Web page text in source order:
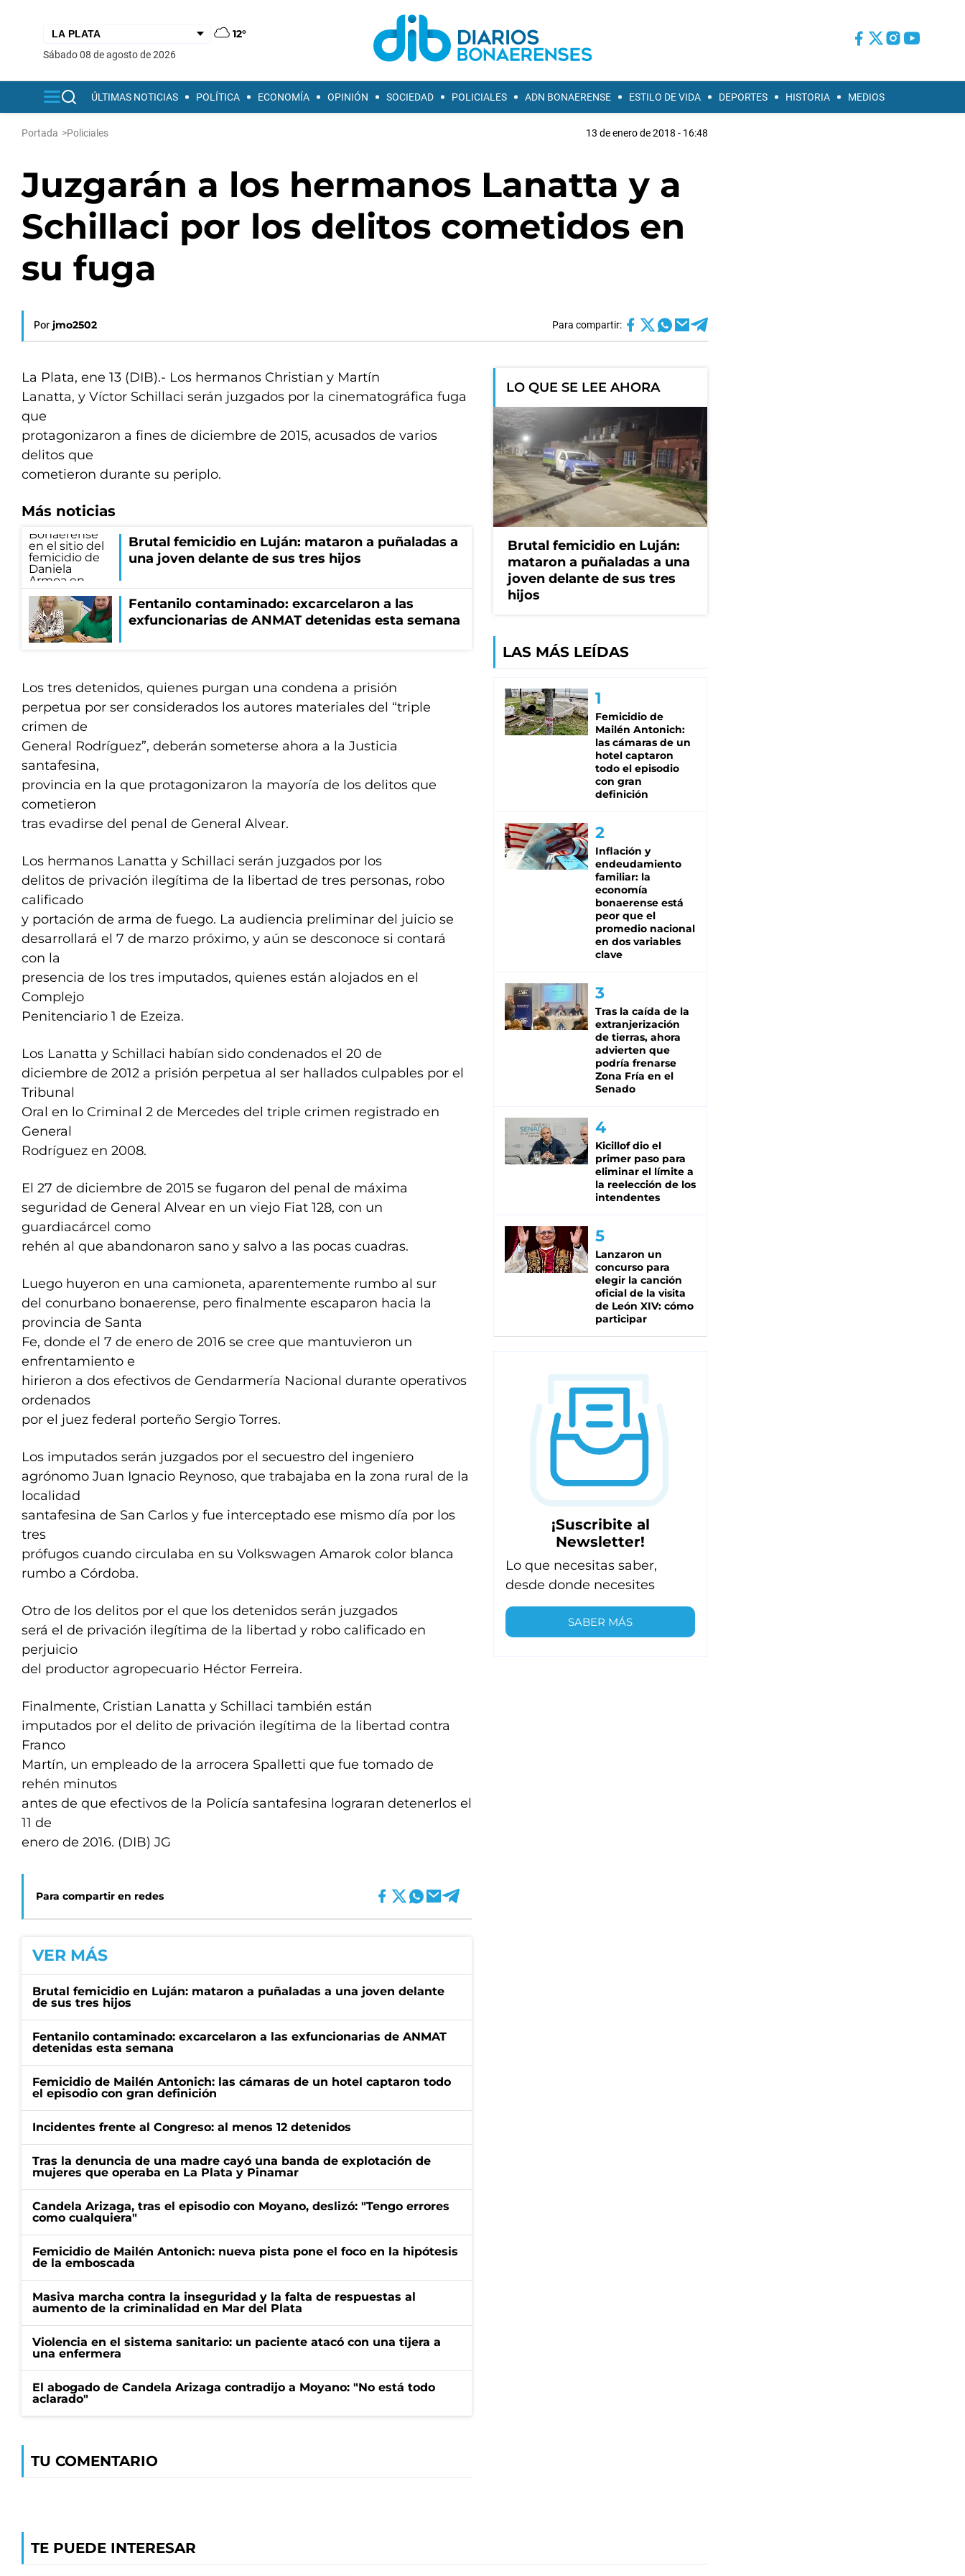
12°
sábado 08 de agosto de 2026
ÚLTIMAS NOTICIAS POLÍTICA ECONOMÍA OPINIÓN SOCIEDAD POLICIALES ADN BONAERENSE ESTILO DE VIDA DEPORTES HISTORIA MEDIOS
Portada >Policiales 13 de enero de 2018 - 16:48
Juzgarán a los hermanos Lanatta y a
Schillaci por los delitos cometidos en
su fuga
Por jmo2502 Para compartir:
La Plata, ene 13 (DIB).- Los hermanos Christian y Martín
Lanatta, y Víctor Schillaci serán juzgados por la cinematográfica fuga
que
protagonizaron a fines de diciembre de 2015, acusados de varios
delitos que
cometieron durante su periplo.
Más noticias
Brutal femicidio en Luján: mataron a puñaladas a
una joven delante de sus tres hijos
Fentanilo contaminado: excarcelaron a las
exfuncionarias de ANMAT detenidas esta semana
Los tres detenidos, quienes purgan una condena a prisión
perpetua por ser considerados los autores materiales del “triple
crimen de
General Rodríguez”, deberán someterse ahora a la Justicia
santafesina,
provincia en la que protagonizaron la mayoría de los delitos que
cometieron
tras evadirse del penal de General Alvear.
Los hermanos Lanatta y Schillaci serán juzgados por los
delitos de privación ilegítima de la libertad de tres personas, robo
calificado
y portación de arma de fuego. La audiencia preliminar del juicio se
desarrollará el 7 de marzo próximo, y aún se desconoce si contará
con la
presencia de los tres imputados, quienes están alojados en el
Complejo
Penitenciario 1 de Ezeiza.
Los Lanatta y Schillaci habían sido condenados el 20 de
diciembre de 2012 a prisión perpetua al ser hallados culpables por el
Tribunal
Oral en lo Criminal 2 de Mercedes del triple crimen registrado en
General
Rodríguez en 2008.
El 27 de diciembre de 2015 se fugaron del penal de máxima
seguridad de General Alvear en un viejo Fiat 128, con un
guardiacárcel como
rehén al que abandonaron sano y salvo a las pocas cuadras.
Luego huyeron en una camioneta, aparentemente rumbo al sur
del conurbano bonaerense, pero finalmente escaparon hacia la
provincia de Santa
Fe, donde el 7 de enero de 2016 se cree que mantuvieron un
enfrentamiento e
hirieron a dos efectivos de Gendarmería Nacional durante operativos
ordenados
por el juez federal porteño Sergio Torres.
Los imputados serán juzgados por el secuestro del ingeniero
agrónomo Juan Ignacio Reynoso, que trabajaba en la zona rural de la
localidad
santafesina de San Carlos y fue interceptado ese mismo día por los
tres
prófugos cuando circulaba en su Volkswagen Amarok color blanca
rumbo a Córdoba.
Otro de los delitos por el que los detenidos serán juzgados
será el de privación ilegítima de la libertad y robo calificado en
perjuicio
del productor agropecuario Héctor Ferreira.
Finalmente, Cristian Lanatta y Schillaci también están
imputados por el delito de privación ilegítima de la libertad contra
Franco
Martín, un empleado de la arrocera Spalletti que fue tomado de
rehén minutos
antes de que efectivos de la Policía santafesina lograran detenerlos el
11 de
enero de 2016. (DIB) JG
Para compartir en redes
VER MÁS
Brutal femicidio en Luján: mataron a puñaladas a una joven delante
de sus tres hijos
Fentanilo contaminado: excarcelaron a las exfuncionarias de ANMAT
detenidas esta semana
Femicidio de Mailén Antonich: las cámaras de un hotel captaron todo
el episodio con gran definición
Incidentes frente al Congreso: al menos 12 detenidos
Tras la denuncia de una madre cayó una banda de explotación de
mujeres que operaba en La Plata y Pinamar
Candela Arizaga, tras el episodio con Moyano, deslizó: "Tengo errores
como cualquiera"
Femicidio de Mailén Antonich: nueva pista pone el foco en la hipótesis
de la emboscada
Masiva marcha contra la inseguridad y la falta de respuestas al
aumento de la criminalidad en Mar del Plata
Violencia en el sistema sanitario: un paciente atacó con una tijera a
una enfermera
El abogado de Candela Arizaga contradijo a Moyano: "No está todo
aclarado"
TU COMENTARIO
LO QUE SE LEE AHORA
Brutal femicidio en Luján:
mataron a puñaladas a una
joven delante de sus tres
hijos
LAS MÁS LEÍDAS
Femicidio de
Mailén Antonich:
las cámaras de un
hotel captaron
todo el episodio
con gran
definición
Inflación y
endeudamiento
familiar: la
economía
bonaerense está
peor que el
promedio nacional
en dos variables
clave
Tras la caída de la
extranjerización
de tierras, ahora
advierten que
podría frenarse
Zona Fría en el
Senado
Kicillof dio el
primer paso para
eliminar el límite a
la reelección de los
intendentes
Lanzaron un
concurso para
elegir la canción
oficial de la visita
de León XIV: cómo
participar
¡Suscribite al
Newsletter!
Lo que necesitas saber,
desde donde necesites
SABER MÁS
TE PUEDE INTERESAR